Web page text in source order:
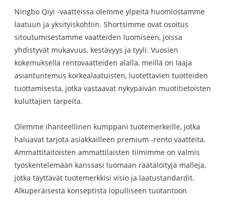
Ningbo Qiyi -vaatteissa olemme ylpeitä huomiostamme
laatuun ja yksityiskohtiin. Shortsimme ovat osoitus
sitoutumisestamme vaatteiden luomiseen, joissa
yhdistyvät mukavuus, kestävyys ja tyyli. Vuosien
kokemuksella rentovaatteiden alalla, meillä on laaja
asiantuntemus korkealaatuisten, luotettavien tuotteiden
tuottamisesta, jotka vastaavat nykypäivän muotitietoisten
kuluttajien tarpeita.
Olemme ihanteellinen kumppani tuotemerkeille, jotka
haluavat tarjota asiakkailleen premium -rento vaatteita.
Ammattitaitoisten ammattilaisten tiimimme on valmis
työskentelemään kanssasi luomaan räätälöityjä malleja,
jotka täyttävät tuotemerkkisi visio ja laatustandardit.
Alkuperäisestä konseptista lopulliseen tuotantoon